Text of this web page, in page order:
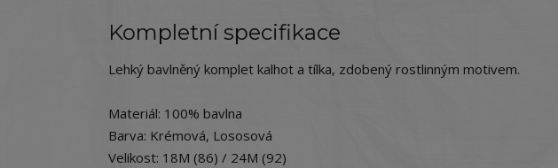
Kompletní specifikace
Lehký bavlněný komplet kalhot a tílka, zdobený rostlinným motivem.
Materiál: 100% bavlna
Barva: Krémová, Lososová
Velikost: 18M (86) / 24M (92)